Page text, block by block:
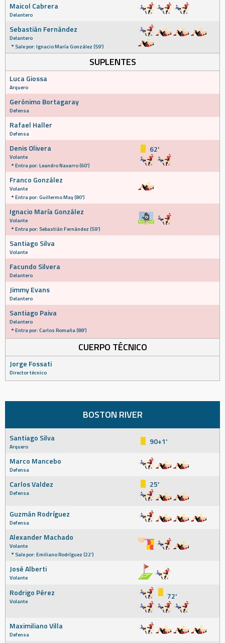
Maicol Cabrera
Delantero
Sebastián Fernández
Delantero
Sale por: Ignacio María González (59')
SUPLENTES
Luca Giossa
Arquero
Gerónimo Bortagaray
Defensa
Rafael Haller
Defensa
Denis Olivera
Volante
Entra por: Leandro Navarro (60')
62'
Franco González
Volante
Entra por: Guillermo May (80')
Ignacio María González
Volante
Entra por: Sebastián Fernández (59')
Santiago Silva
Volante
Facundo Silvera
Delantero
Jimmy Evans
Delantero
Santiago Paiva
Delantero
Entra por: Carlos Romaña (88')
CUERPO TÉCNICO
Jorge Fossati
Director técnico
BOSTON RIVER
Santiago Silva
Arquero
90+1'
Marco Mancebo
Defensa
Carlos Valdez
Defensa
25'
Guzmán Rodríguez
Defensa
Alexander Machado
Volante
Sale por: Emiliano Rodríguez (22')
José Alberti
Volante
Rodrigo Pérez
Volante 72'
Maximiliano Villa
Defensa